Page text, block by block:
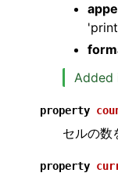
Added
property
セルの数
property